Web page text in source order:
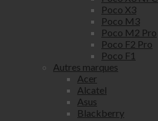
Poco X3
Poco M3
Poco M2 Pro
Poco F2 Pro
Poco F1
Autres marques
Acer
Alcatel
Asus
Blackberry